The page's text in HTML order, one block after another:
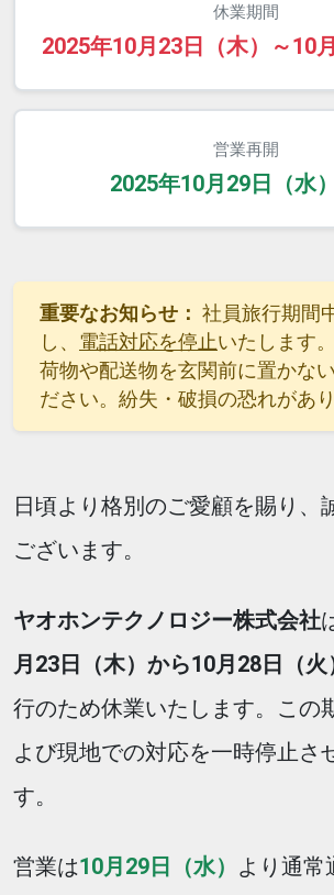
休業期間
2025年10月23日（木）～10
営業再開
2025年10月29日（水
重要なお知らせ： 社員旅行期間
し、 電話対応を停止いたします。
荷物や配送物を玄関前に置かな
ださい。紛失・破損の恐れがあり
日頃より格別のご愛顧を賜り、
ございます。
ヤオホンテクノロジー株式会社
月23日（木）から10月28日（火
行のため休業いたします。この
よび現地での対応を一時停止さ
す。
営業は10月29日（水） より通常